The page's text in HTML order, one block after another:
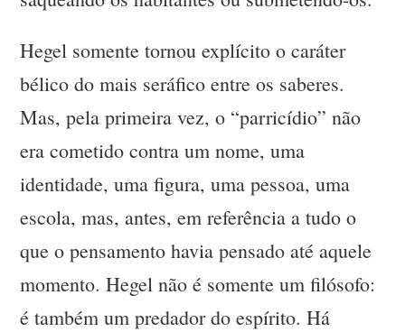
Hegel somente tornou explícito o caráter
bélico do mais seráfico entre os saberes.
Mas, pela primeira vez, o “parricídio” não
era cometido contra um nome, uma
identidade, uma figura, uma pessoa, uma
escola, mas, antes, em referência a tudo o
que o pensamento havia pensado até aquele
momento. Hegel não é somente um filósofo:
é também um predador do espírito. Há